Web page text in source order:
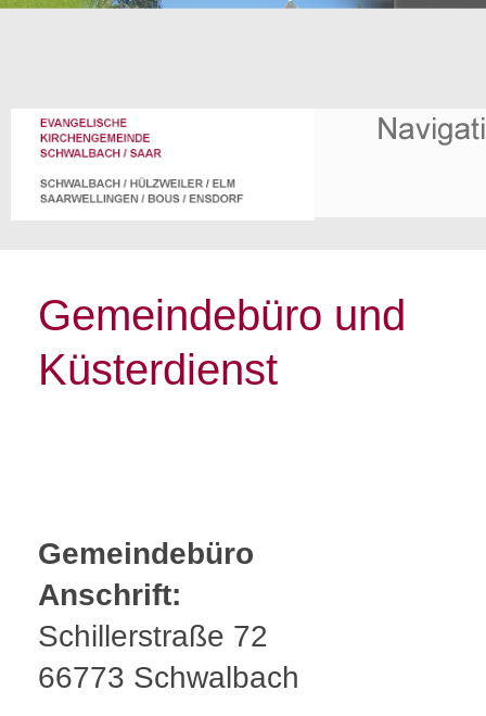
Gemeindebüro und
Küsterdienst
Gemeindebüro
Anschrift:
Schillerstraße 72
66773 Schwalbach